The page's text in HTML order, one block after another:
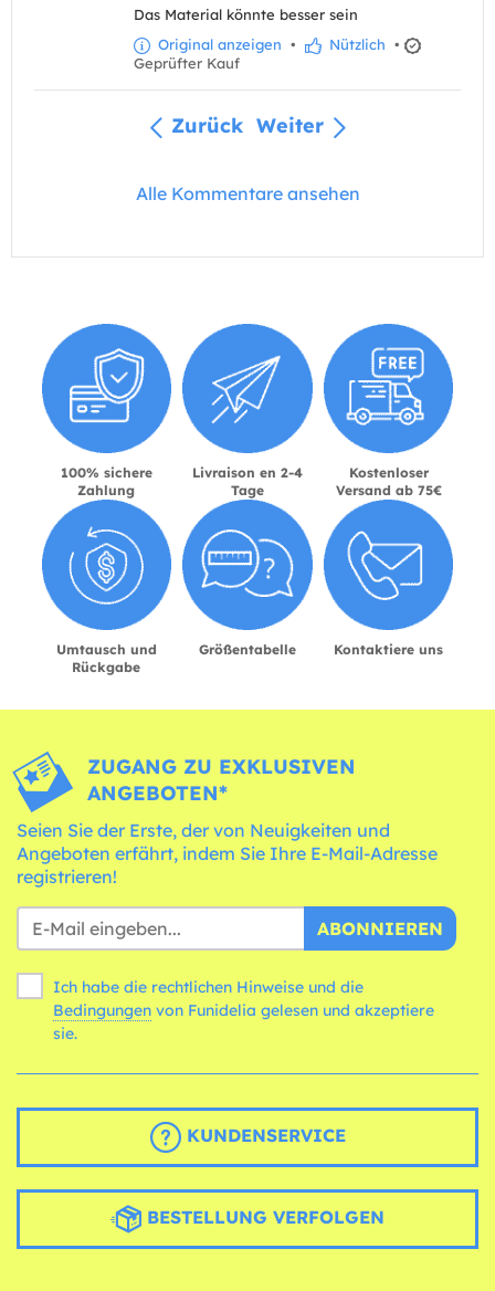
Das Material könnte besser sein
Original anzeigen • Nützlich •
Geprüfter Kauf
Zurück Weiter
Alle Kommentare ansehen
100% sichere
Zahlung
Livraison en 2-4
Tage
Kostenloser
Versand ab 75€
Umtausch und
Rückgabe
Größentabelle Kontaktiere uns
ZUGANG ZU EXKLUSIVEN
ANGEBOTEN*
Seien Sie der Erste, der von Neuigkeiten und
Angeboten erfährt, indem Sie Ihre E-Mail-Adresse
registrieren!
ABONNIEREN
Ich habe die rechtlichen Hinweise und die
Bedingungen
sie.
KUNDENSERVICE
BESTELLUNG VERFOLGEN